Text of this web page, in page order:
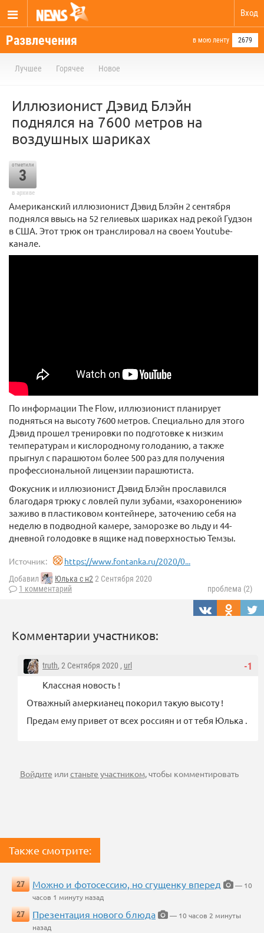
Вход
Развлечения в мою ленту 2679
Лучшее Горячее Новое
Иллюзионист Дэвид Блэйн
поднялся на 7600 метров на
воздушных шариках
отметили
3
в архиве
Американский иллюзионист Дэвид Блэйн 2 сентября
поднялся ввысь на 52 гелиевых шариках над рекой Гудзон
в США. Этот трюк он транслировал на своем Youtube-
канале.
По информации The Flow, иллюзионист планирует
подняться на высоту 7600 метров. Специально для этого
Дэвид прошел тренировки по подготовке к низким
температурам и кислородному голоданию, а также
прыгнул с парашютом более 500 раз для получения
профессиональной лицензии парашютиста.
Фокусник и иллюзионист Дэвид Блэйн прославился
благодаря трюку с ловлей пули зубами, «захоронению»
заживо в пластиковом контейнере, заточению себя на
неделю в подводной камере, заморозке во льду и 44-
дневной голодовке в ящике над поверхностью Темзы.
Источник: https://www.fontanka.ru/2020/0...
Добавил Юлька с н22 Сентября 2020
1 комментарий
проблема (2)
Комментарии участников:
-1
truth, 2 Сентября 2020 , url
Классная новость !
Отважный амеркианец покорил такую высоту !
Предам ему привет от всех россиян и от тебя Юлька .
Войдите илистаньте участником, чтобы комментировать
Также смотрите:
27 Можно и фотосессию, но сгущенку вперед
— 10
часов 1 минуту назад
27
Презентация нового блюда
— 10 часов 2 минуты
назад